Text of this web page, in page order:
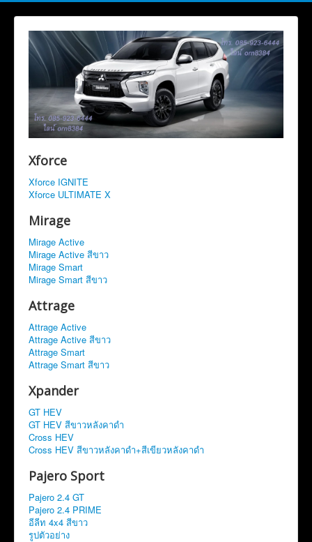
Xforce
Xforce IGNITE
Xforce ULTIMATE X
Mirage
Mirage Active
Mirage Active สีขาว
Mirage Smart
Mirage Smart สีขาว
Attrage
Attrage Active
Attrage Active สีขาว
Attrage Smart
Attrage Smart สีขาว
Xpander
GT HEV
GT HEV สีขาวหลังคาดำ
Cross HEV
Cross HEV สีขาวหลังคาดำ+สีเขียวหลังคาดำ
Pajero Sport
Pajero 2.4 GT
Pajero 2.4 PRIME
อีลีท 4x4 สีขาว
รูปตัวอย่าง